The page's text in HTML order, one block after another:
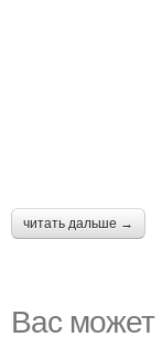
читать дальше →
Вас может